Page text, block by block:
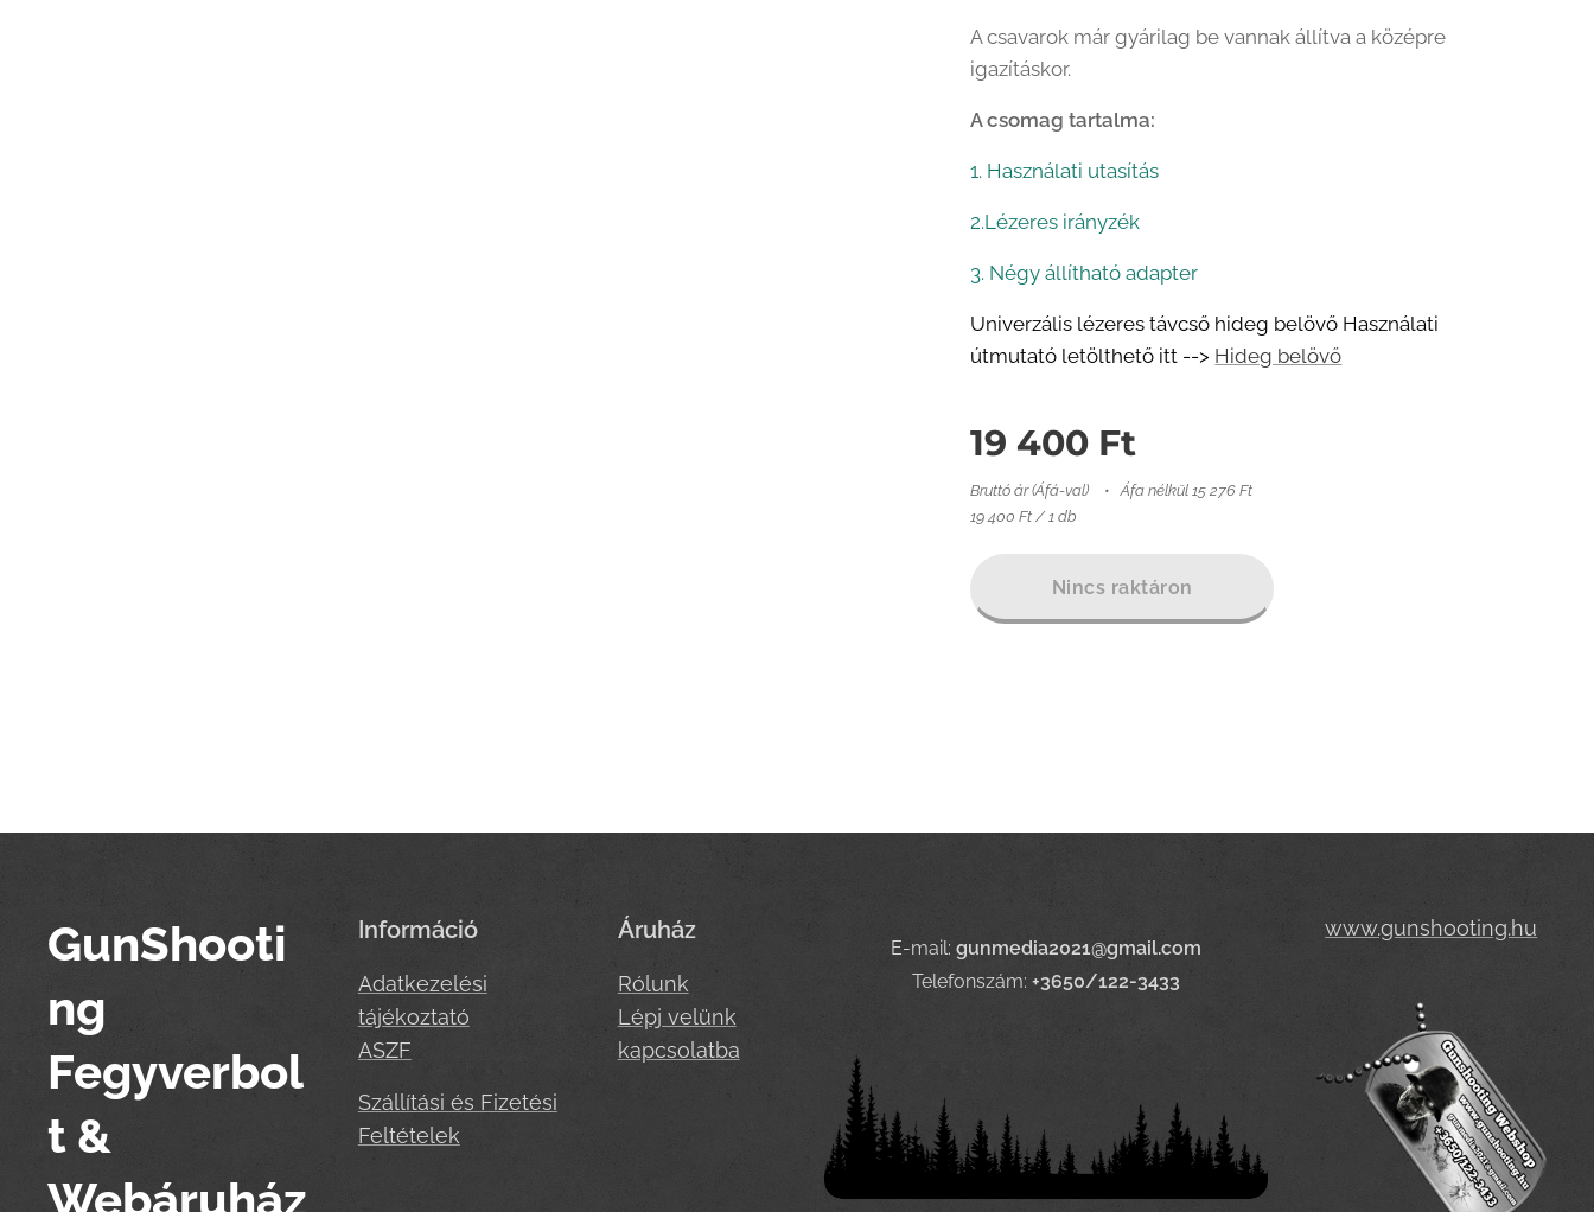
A csavarok már gyárilag be vannak állítva a középre
igazításkor.
A csomag tartalma:
1. Használati utasítás
2.Lézeres irányzék
3. Négy állítható adapter
Univerzális lézeres távcső hideg belövő Használati
útmutató letölthető itt --> Hideg belövő
19 400 Ft
Bruttó ár (Áfá-val)
Áfa nélkül 15 276 Ft
19 400 Ft / 1 db
Nincs raktáron
GunShooti
ng
Fegyverbol
t &
Webáruház
Információ
Adatkezelési
tájékoztató
ASZF
Szállítási és Fizetési
Feltételek
Áruház
Rólunk
Lépj velünk
kapcsolatba
E-mail:gunmedia2021@gmail.com
Telefonszám:+3650/122-3433
www.gunshooting.hu